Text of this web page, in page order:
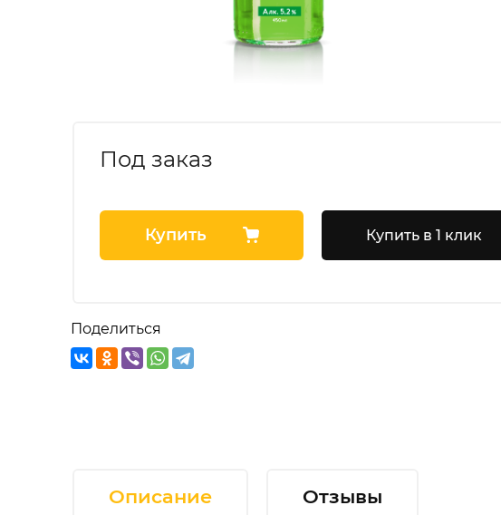
Под заказ
Купить Купить в 1 клик
Поделиться
Описание Отзывы